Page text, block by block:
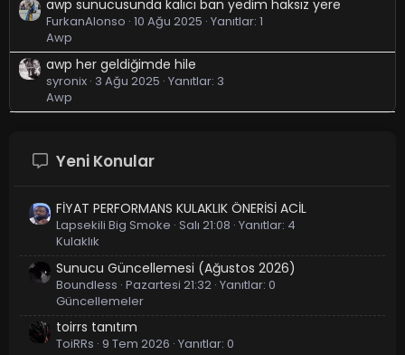
awp sunucusunda kalıcı ban yedim haksız yere
FurkanAlonso 10 Ağu 2025 Yanıtlar: 1
Awp
awp her geldiğimde hile
syronix 3 Ağu 2025 Yanıtlar: 3
Awp
Yeni Konular
FİYAT PERFORMANS KULAKLIK ÖNERİSİ ACİL
Lapsekili Big Smoke Salı 21:08 Yanıtlar: 4
Kulaklık
Sunucu Güncellemesi (Ağustos 2026)
Boundless Pazartesi 21:32 Yanıtlar: 0
Güncellemeler
toirrs tanıtım
ToiRRs 9 Tem 2026 Yanıtlar: 0